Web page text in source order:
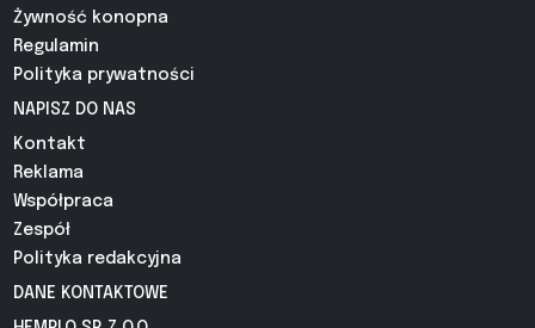
Żywność konopna
Regulamin
Polityka prywatności
NAPISZ DO NAS
Kontakt
Reklama
Współpraca
Zespół
Polityka redakcyjna
DANE KONTAKTOWE